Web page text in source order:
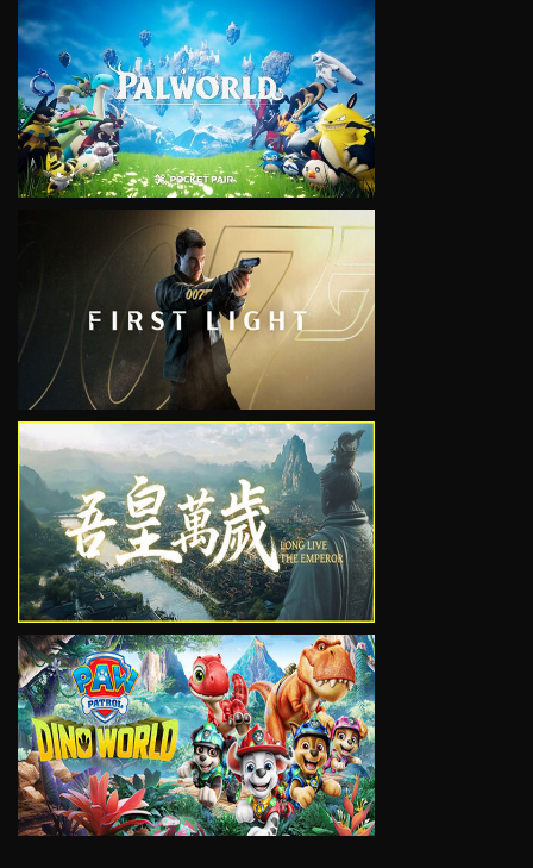
VIEW
VIEW
VIEW
VIEW